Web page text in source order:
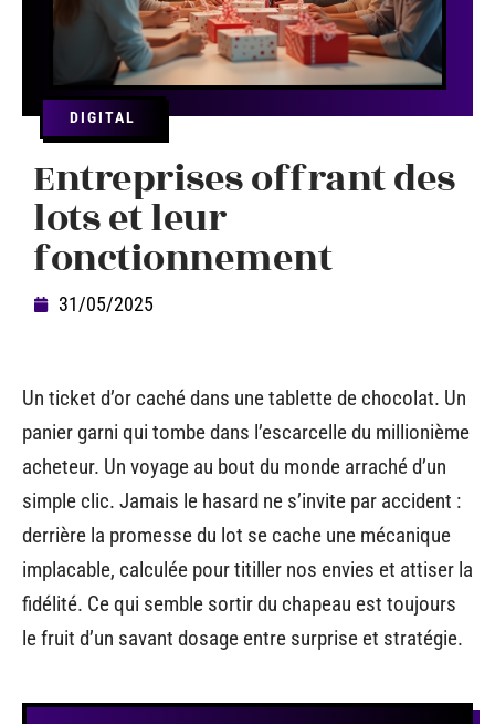
DIGITAL
Entreprises offrant des
lots et leur
fonctionnement
31/05/2025
Un ticket d’or caché dans une tablette de chocolat. Un
panier garni qui tombe dans l’escarcelle du millionième
acheteur. Un voyage au bout du monde arraché d’un
simple clic. Jamais le hasard ne s’invite par accident :
derrière la promesse du lot se cache une mécanique
implacable, calculée pour titiller nos envies et attiser la
fidélité. Ce qui semble sortir du chapeau est toujours
le fruit d’un savant dosage entre surprise et stratégie.